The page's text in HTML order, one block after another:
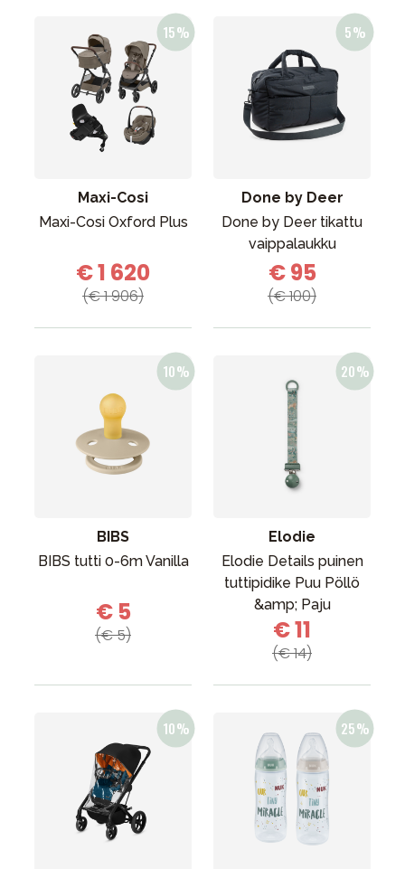
Maxi-Cosi
Maxi-Cosi Oxford Plus
€ 1 620
(€ 1 906)
Done by Deer
Done by Deer tikattu
vaippalaukku
€ 95
(€ 100)
BIBS
BIBS tutti 0-6m Vanilla
€ 5
(€ 5)
Elodie
Elodie Details puinen
tuttipidike Puu Pöllö
&amp; Paju
€ 11
(€ 14)